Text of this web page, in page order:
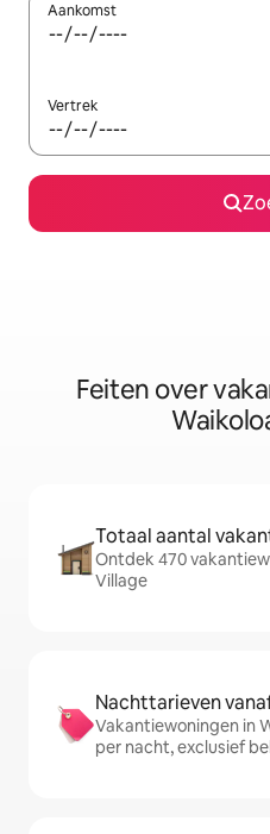
Aankomst
Vertrek
Feiten over
Totaal aantal
Ontdek 470
Village
Nachttarieven
Vakantiewoningen in
per nacht, exclusief